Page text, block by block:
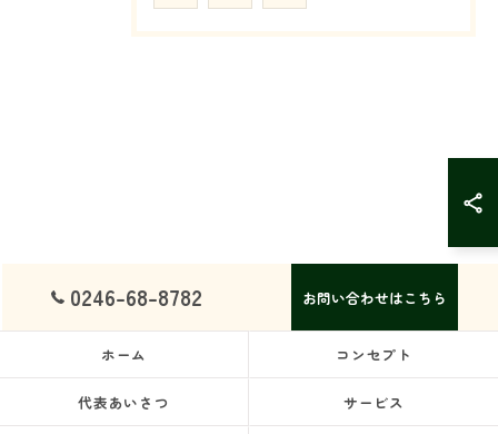
0246-68-8782 お問い合わせはこちら
ホーム コンセプト
代表あいさつ サービス